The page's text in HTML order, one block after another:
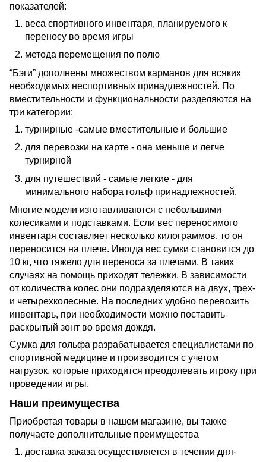
показателей:
веса спортивного инвентаря, планируемого к
переносу во время игры
метода перемещения по полю
“Бэги” дополнены множеством карманов для всяких
необходимых неспортивных принадлежностей. По
вместительности и функциональности разделяются на
три категории:
турнирные -самые вместительные и большие
для перевозки на карте - она меньше и легче
турнирной
для путешествий - самые легкие - для
минимального набора гольф принадлежностей.
Многие модели изготавливаются с небольшими
колесиками и подставками. Если вес переносимого
инвентаря составляет несколько килограммов, то он
переносится на плече. Иногда вес сумки становится до
10 кг, что тяжело для переноса за плечами. В таких
случаях на помощь приходят тележки. В зависимости
от количества колес они подразделяются на двух, трех-
и четырехколесные. На последних удобно перевозить
инвентарь, при необходимости можно поставить
раскрытый зонт во время дождя.
Сумка для гольфа разрабатывается специалистами по
спортивной медицине и производится с учетом
нагрузок, которые приходится преодолевать игроку при
проведении игры.
Наши преимущества
Приобретая товары в нашем магазине, вы также
получаете дополнительные преимущества
доставка заказа осуществляется в течении дня-